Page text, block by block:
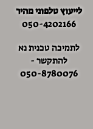
לייעוץ טלפוני מהיר
050-4202166
לתמיכה טכנית נא
להתקשר -
050-8780076